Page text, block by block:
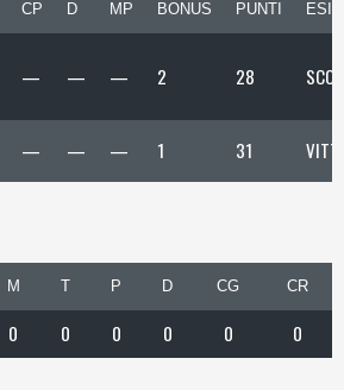
CP D MP BONUS PUNTI
— — — 2 28
— — — 1 31
M T P D CG CR
0 0 0 0 0 0